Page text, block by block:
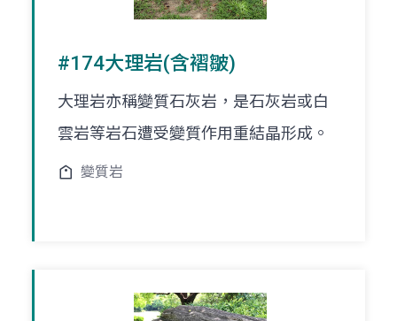
#174大理岩(含褶皺)
大理岩亦稱變質石灰岩，是石灰岩或白
雲岩等岩石遭受變質作用重結晶形成。
變質岩